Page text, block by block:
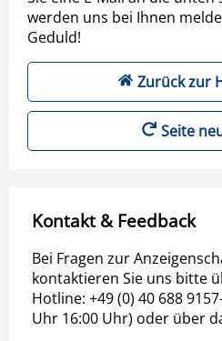
werden uns bei Ihnen
Geduld!
Zurück zur
Seite
Kontakt & Feedback
Bei Fragen zur
kontaktieren Sie uns bitte
Hotline: +49 (0) 40 688
Uhr 16:00 Uhr) oder über